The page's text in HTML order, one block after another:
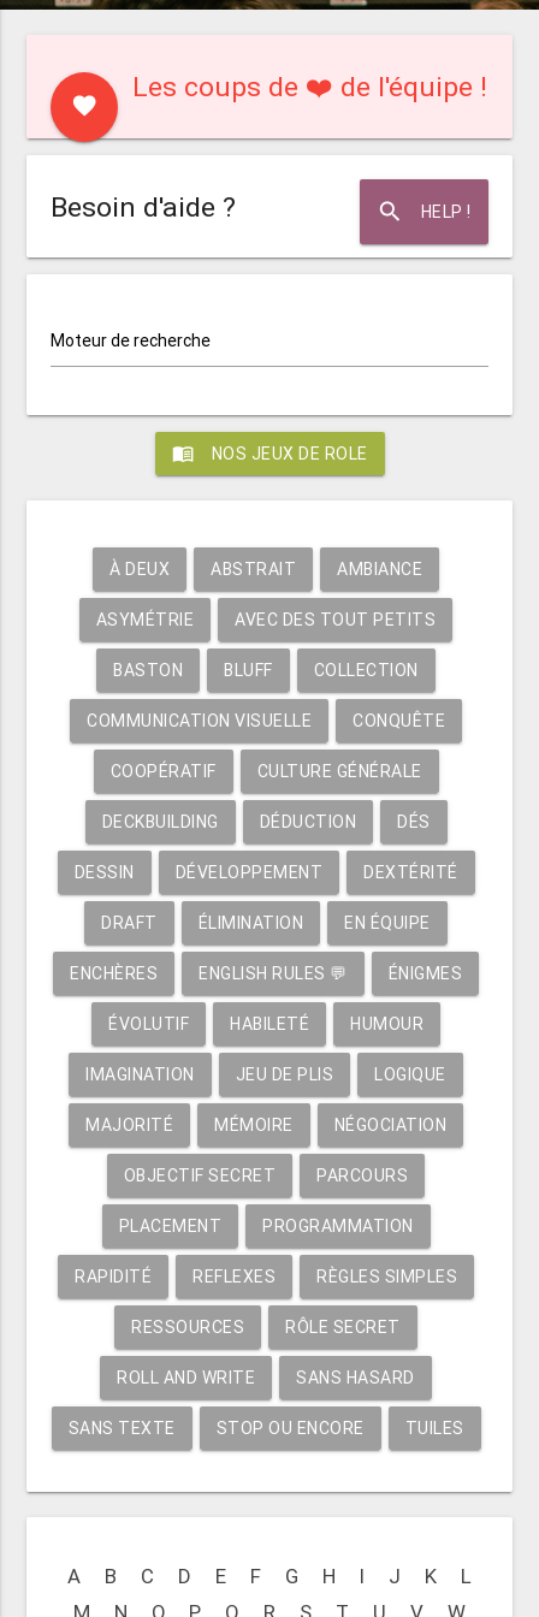
favorite
Les coups de ❤️ de l'équipe !
search HELP !
Besoin d'aide ?
Moteur de recherche
menu_book NOS JEUX DE ROLE
À DEUX ABSTRAIT AMBIANCE
ASYMÉTRIE AVEC DES TOUT PETITS
BASTON BLUFF COLLECTION
COMMUNICATION VISUELLE CONQUÊTE
COOPÉRATIF CULTURE GÉNÉRALE
DECKBUILDING DÉDUCTION DÉS
DESSIN DÉVELOPPEMENT DEXTÉRITÉ
DRAFT ÉLIMINATION EN ÉQUIPE
ENCHÈRES ENGLISH RULES 💬 ÉNIGMES
ÉVOLUTIF HABILETÉ HUMOUR
IMAGINATION JEU DE PLIS LOGIQUE
MAJORITÉ MÉMOIRE NÉGOCIATION
OBJECTIF SECRET PARCOURS
PLACEMENT PROGRAMMATION
RAPIDITÉ REFLEXES RÈGLES SIMPLES
RESSOURCES RÔLE SECRET
ROLL AND WRITE SANS HASARD
SANS TEXTE STOP OU ENCORE TUILES
A B C D E F G H I J K
L